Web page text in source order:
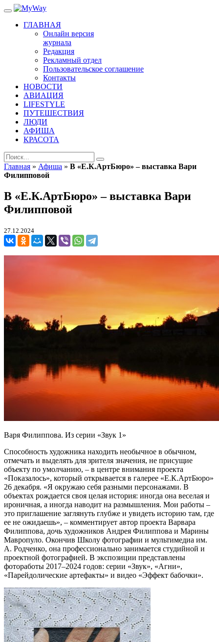
ГЛАВНАЯ
Онлайн версия
журнала
Редакция
Рекламный отдел
Пользовательское соглашение
Контакты
НОВОСТИ
АВИАЦИЯ
LIFESTYLE
ПУТЕШЕСТВИЯ
ЛЮДИ
АФИША
КРАСОТА
Главная » Афиша » В «Е.К.АртБюро» – выставка Вари
Филипповой
В «Е.К.АртБюро» – выставка Вари
Филипповой
27.12.2024
Варя Филиппова. Из серии «Звук 1»
Способность художника находить необычное в обычном,
отмечать и выделять для зрителя значения, не присущие
объекту по умолчанию, – в центре внимания проекта
«Показалось», который открывается в галерее «Е.К.АртБюро»
26 декабря. «Я окружаю себя разными персонажами. В
объектах рождается своя целая история: иногда она веселая и
ироничная, а иногда наводит на размышления. Мои работы –
это приглашение заглянуть глубже и увидеть историю там, где
ее не ожидаешь», – комментирует автор проекта Варвара
Филиппова, дочь художников Андрея Филиппова и Марины
Мавропуло. Окончив Школу фотографии и мультимедиа им.
А. Родченко, она профессионально занимается студийной и
проектной фотографией. В экспозиции представлены
фотоработы 2017–2024 годов: серии «Звук», «Агни»,
«Парейдолические артефакты» и видео «Эффект бабочки».